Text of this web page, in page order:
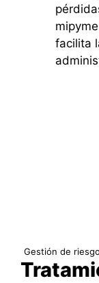
facilita
Gestión de